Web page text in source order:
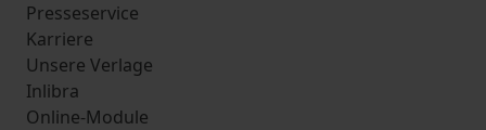
Presseservice
Karriere
Unsere Verlage
Inlibra
Online-Module